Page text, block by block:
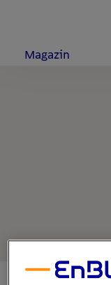
Magazin